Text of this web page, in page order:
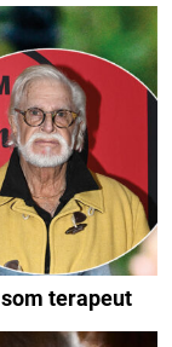
terapeut